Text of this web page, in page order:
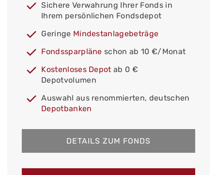
Sichere Verwahrung Ihrer Fonds in
Ihrem persönlichen Fondsdepot
Geringe Mindestanlagebeträge
Fondssparpläne schon ab 10 €/Monat
Kostenloses Depot ab 0 €
Depotvolumen
Auswahl aus renommierten, deutschen
Depotbanken
DETAILS ZUM FONDS